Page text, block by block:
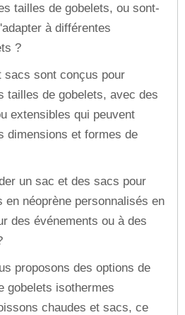
tailles de gobelets, ou sont-
à différentes
?
sacs sont conçus pour
tailles de gobelets, avec des
extensibles qui peuvent
dimensions et formes de
un sac et des sacs pour
en néoprène personnalisés en
des événements ou à des
proposons des options de
gobelets isothermes
chaudes et sacs, ce